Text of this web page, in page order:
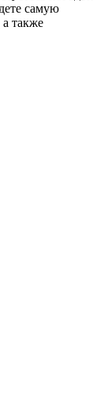
самую
также